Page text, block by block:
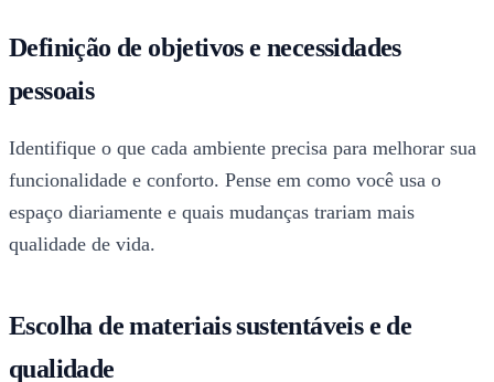
Definição de objetivos e necessidades
pessoais
Identifique o que cada ambiente precisa para melhorar sua
funcionalidade e conforto. Pense em como você usa o
espaço diariamente e quais mudanças trariam mais
qualidade de vida.
Escolha de materiais sustentáveis e de
qualidade